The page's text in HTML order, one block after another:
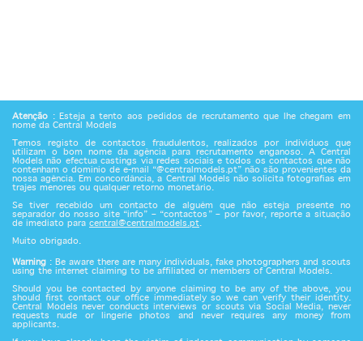
Atenção : Esteja a tento aos pedidos de recrutamento que lhe chegam em
nome da Central Models
Temos registo de contactos fraudulentos, realizados por indivíduos que
utilizam o bom nome da agência para recrutamento enganoso. A Central
Models não efectua castings via redes sociais e todos os contactos que não
contenham o domínio de e-mail “@centralmodels.pt” não são provenientes da
nossa agência. Em concordância, a Central Models não solicita fotografias em
trajes menores ou qualquer retorno monetário.
Se tiver recebido um contacto de alguém que não esteja presente no
separador do nosso site “info” – “contactos” – por favor, reporte a situação
de imediato para central@centralmodels.pt.
Muito obrigado.
Warning : Be aware there are many individuals, fake photographers and scouts
using the internet claiming to be affiliated or members of Central Models.
Should you be contacted by anyone claiming to be any of the above, you
should first contact our office immediately so we can verify their identity.
Central Models never conducts interviews or scouts via Social Media, never
requests nude or lingerie photos and never requires any money from
applicants.